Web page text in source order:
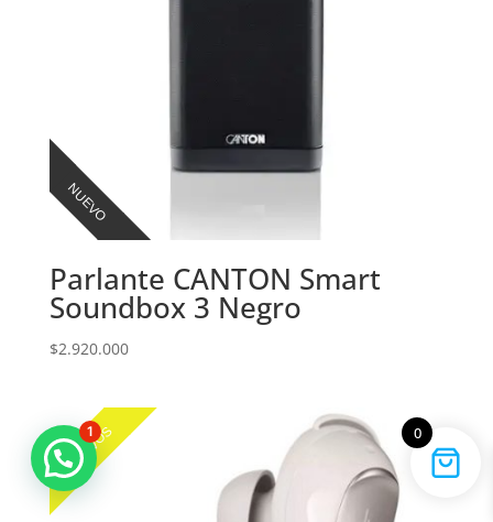
NUEVO
Parlante CANTON Smart
Soundbox 3 Negro
$2.920.000
NUEVOS 0
Marcas que marcan la diferencia
1